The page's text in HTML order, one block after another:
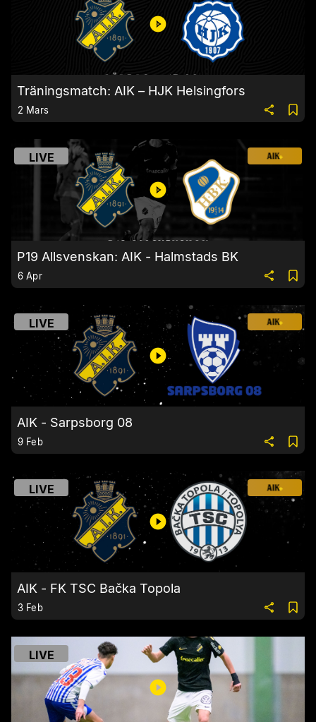
Träningsmatch: AIK – HJK Helsingfors
2 Mars
LIVE
P19 Allsvenskan: AIK - Halmstads BK
6 Apr
LIVE
AIK - Sarpsborg 08
9 Feb
LIVE
AIK - FK TSC Bačka Topola
3 Feb
LIVE